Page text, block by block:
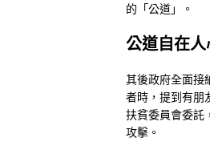
的「公道」。
公道自在人
其後政府全面接
者時，提到有朋
扶貧委員會委託
攻擊。